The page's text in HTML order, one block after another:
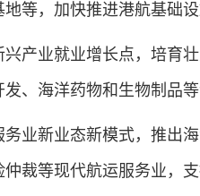
等，加快推进港航基础
业就业增长点，培育壮
、海洋药物和生物制品
新业态新模式，推出海
裁等现代航运服务业，